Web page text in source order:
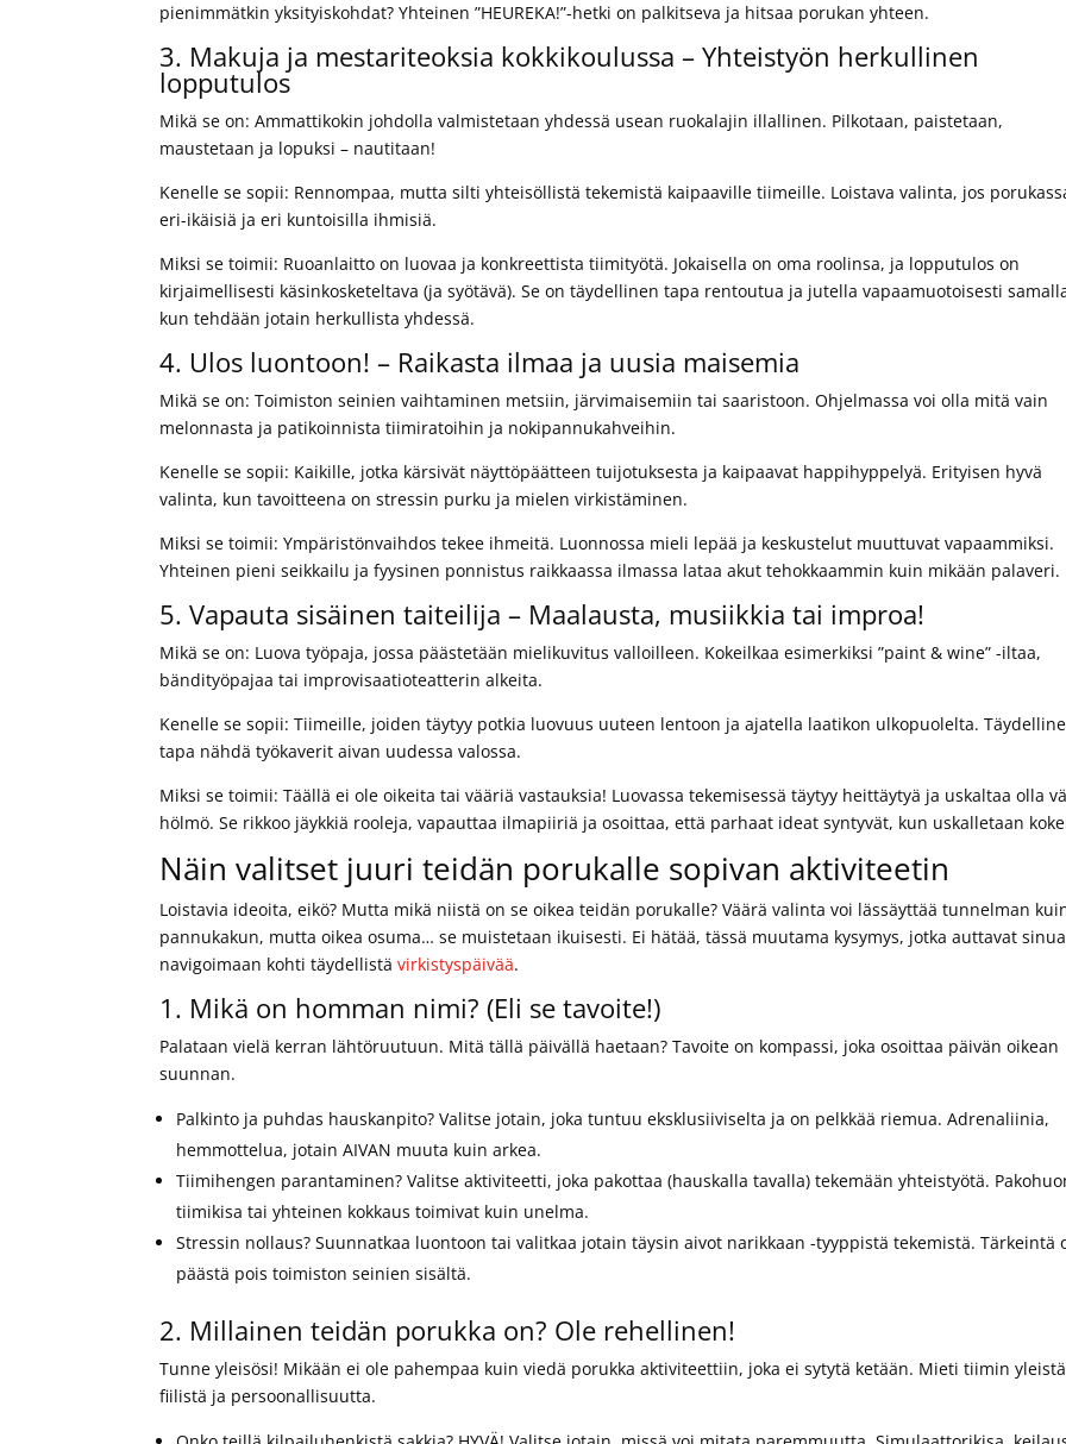
pienimmätkin yksityiskohdat? Yhteinen ”HEUREKA!”-hetki on palkitseva ja hitsaa porukan yhteen.
3. Makuja ja mestariteoksia kokkikoulussa – Yhteistyön herkullinen
lopputulos
Mikä se on: Ammattikokin johdolla valmistetaan yhdessä usean ruokalajin illallinen. Pilkotaan, paistetaan,
maustetaan ja lopuksi – nautitaan!
Kenelle se sopii: Rennompaa, mutta silti yhteisöllistä tekemistä kaipaaville tiimeille. Loistava valinta, jos
eri-ikäisiä ja eri kuntoisilla ihmisiä.
Miksi se toimii: Ruoanlaitto on luovaa ja konkreettista tiimityötä. Jokaisella on oma roolinsa, ja lopputulos on
kirjaimellisesti käsinkosketeltava (ja syötävä). Se on täydellinen tapa rentoutua ja jutella vapaamuotoisesti
kun tehdään jotain herkullista yhdessä.
4. Ulos luontoon! – Raikasta ilmaa ja uusia maisemia
Mikä se on: Toimiston seinien vaihtaminen metsiin, järvimaisemiin tai saaristoon. Ohjelmassa voi olla mitä vain
melonnasta ja patikoinnista tiimiratoihin ja nokipannukahveihin.
Kenelle se sopii: Kaikille, jotka kärsivät näyttöpäätteen tuijotuksesta ja kaipaavat happihyppelyä. Erityisen hyvä
valinta, kun tavoitteena on stressin purku ja mielen virkistäminen.
Miksi se toimii: Ympäristönvaihdos tekee ihmeitä. Luonnossa mieli lepää ja keskustelut muuttuvat vapaammiksi.
Yhteinen pieni seikkailu ja fyysinen ponnistus raikkaassa ilmassa lataa akut tehokkaammin kuin mikään palaveri.
5. Vapauta sisäinen taiteilija – Maalausta, musiikkia tai improa!
Mikä se on: Luova työpaja, jossa päästetään mielikuvitus valloilleen. Kokeilkaa esimerkiksi ”paint & wine” -iltaa,
bändityöpajaa tai improvisaatioteatterin alkeita.
Kenelle se sopii: Tiimeille, joiden täytyy potkia luovuus uuteen lentoon ja ajatella laatikon ulkopuolelta.
tapa nähdä työkaverit aivan uudessa valossa.
Miksi se toimii: Täällä ei ole oikeita tai vääriä vastauksia! Luovassa tekemisessä täytyy heittäytyä ja uskaltaa olla
hölmö. Se rikkoo jäykkiä rooleja, vapauttaa ilmapiiriä ja osoittaa, että parhaat ideat syntyvät, kun uskalletaan
Näin valitset juuri teidän porukalle sopivan aktiviteetin
Loistavia ideoita, eikö? Mutta mikä niistä on se oikea teidän porukalle? Väärä valinta voi lässäyttää tunnelman
pannukakun, mutta oikea osuma… se muistetaan ikuisesti. Ei hätää, tässä muutama kysymys, jotka auttavat sinua
navigoimaan kohti täydellistävirkistyspäivää.
1. Mikä on homman nimi? (Eli se tavoite!)
Palataan vielä kerran lähtöruutuun. Mitä tällä päivällä haetaan? Tavoite on kompassi, joka osoittaa päivän oikean
suunnan.
Palkinto ja puhdas hauskanpito? Valitse jotain, joka tuntuu eksklusiiviselta ja on pelkkää riemua. Adrenaliinia,
hemmottelua, jotain AIVAN muuta kuin arkea.
Tiimihengen parantaminen? Valitse aktiviteetti, joka pakottaa (hauskalla tavalla) tekemään yhteistyötä.
tiimikisa tai yhteinen kokkaus toimivat kuin unelma.
Stressin nollaus? Suunnatkaa luontoon tai valitkaa jotain täysin aivot narikkaan -tyyppistä tekemistä. Tärkeintä
päästä pois toimiston seinien sisältä.
2. Millainen teidän porukka on? Ole rehellinen!
Tunne yleisösi! Mikään ei ole pahempaa kuin viedä porukka aktiviteettiin, joka ei sytytä ketään. Mieti tiimin yleistä
fiilistä ja persoonallisuutta.